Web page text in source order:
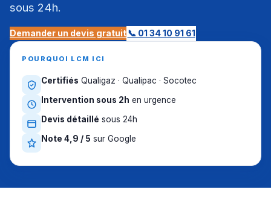
sous 24h.
Demander un devis gratuit📞 01 34 10 91 61
POURQUOI LCM ICI
Certifiés Qualigaz · Qualipac · Socotec
Intervention sous 2h en urgence
Devis détaillé sous 24h
Note 4,9 / 5 sur Google